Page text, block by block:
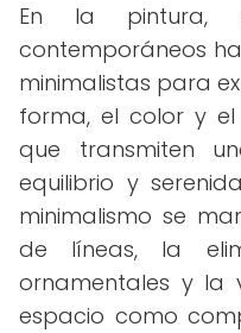
En la pintura,
contemporáneos
minimalistas para
forma, el color y
que transmiten
equilibrio y
minimalismo se
de líneas, la
ornamentales y la
espacio como